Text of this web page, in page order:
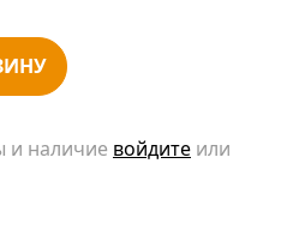
и наличие войдите или